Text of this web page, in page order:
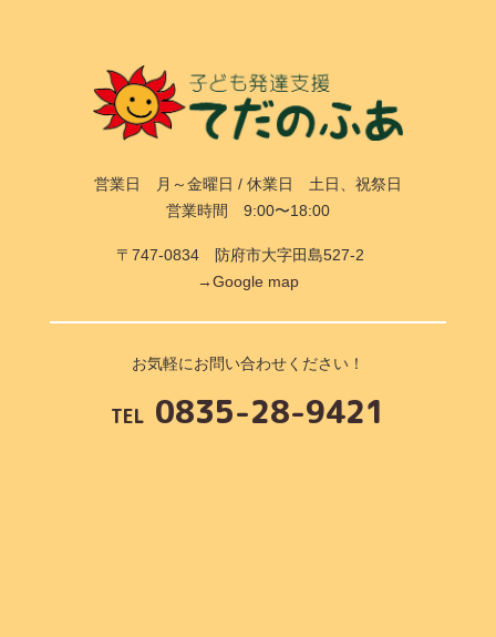
営業日 月～金曜日 / 休業日 土日、祝祭日
営業時間 9:00〜18:00
〒747-0834 防府市大字田島527-2
→Google map
お気軽にお問い合わせください！
TEL 0835-28-9421